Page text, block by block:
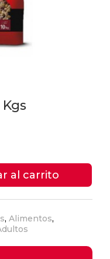
al carrito
,Alimentos,